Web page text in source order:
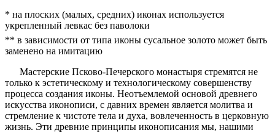
* на плоских (малых, средних) иконах используется
укрепленный левкас без паволоки
** в зависимости от типа иконы сусальное золото может быть
заменено на имитацию
Мастерские Псково-Печерского монастыря стремятся не
только к эстетическому и технологическому совершенству
процесса создания иконы. Неотъемлемой основой древнего
искусства иконописи, с давних времен является молитва и
стремление к чистоте тела и духа, вовлеченность в церковную
жизнь. Эти древние принципы иконописания мы, нашими